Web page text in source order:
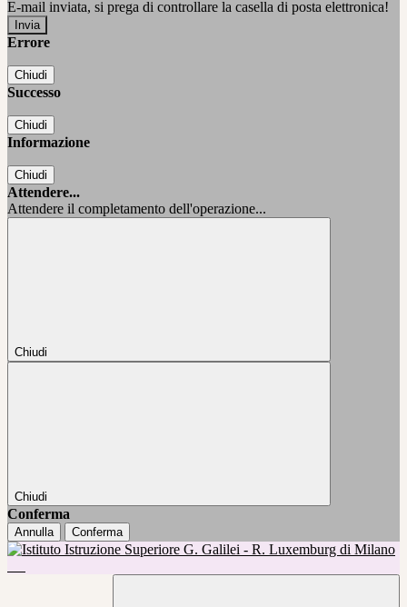
E-mail inviata, si prega di controllare la casella di posta elettronica!
Errore
Chiudi
Successo
Chiudi
Informazione
Chiudi
Attendere...
Attendere il completamento dell'operazione...
Chiudi
Chiudi
Conferma
Annulla Conferma